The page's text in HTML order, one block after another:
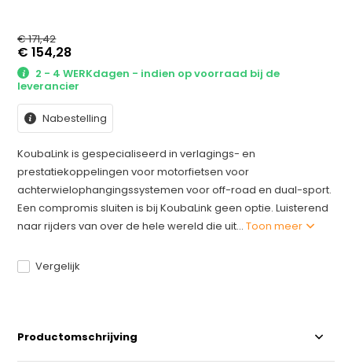
€ 171,42
€ 154,28
2 - 4 WERKdagen - indien op voorraad bij de
leverancier
Nabestelling
KoubaLink is gespecialiseerd in verlagings- en
prestatiekoppelingen voor motorfietsen voor
achterwielophangingssystemen voor off-road en dual-sport.
Een compromis sluiten is bij KoubaLink geen optie. Luisterend
naar rijders van over de hele wereld die uit...Toon meer
Vergelijk
Productomschrijving